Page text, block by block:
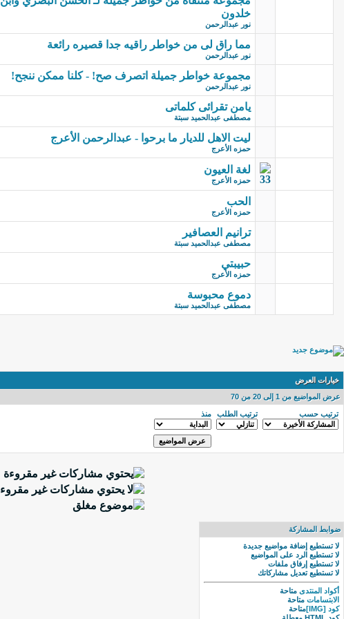
خلدون
نور عبدالرحمن
مما راق لى من خواطر راقيه جدا قصيره رائعة
نور عبدالرحمن
مجموعة خواطر جميلة اتصرف صح! - كلنا ممكن ننجح!
نور عبدالرحمن
يامن تقرائى كلماتى
مصطفى عبدالحميد سبتة
ليت الاهل للديار ما برحوا - عبدالرحمن الأعرج
حمزه الأعرج
لغة العيون
حمزه الأعرج
الحب
حمزه الأعرج
ترانيم العصافير
مصطفى عبدالحميد سبتة
حبيبتي
حمزه الأعرج
دموع محبوسة
مصطفى عبدالحميد سبتة
خيارات العرض
عرض المواضيع من 1 إلى 20 من 70
ترتيب حسب ترتيب الطلب منذ
ضوابط المشاركة
لا تستطيع إضافة مواضيع جديدة
لا تستطيع الرد على المواضيع
لا تستطيع إرفاق ملفات
لا تستطيع تعديل مشاركاتك
أكواد المنتدى متاحة
الابتسامات متاحة
كود [IMG]
متاحة